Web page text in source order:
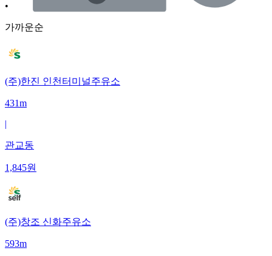
•
가까운순
(주)한진 인천터미널주유소
431m
|
관교동
1,845원
(주)창조 신화주유소
593m